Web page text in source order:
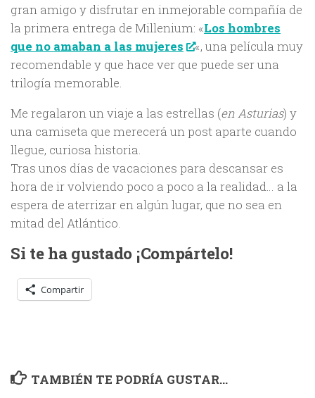
gran amigo y disfrutar en inmejorable compañía de
la primera entrega de Millenium: «Los hombres
que no amaban a las mujeres
«, una película muy
recomendable y que hace ver que puede ser una
trilogía memorable.
Me regalaron un viaje a las estrellas (en Asturias) y
una camiseta que merecerá un post aparte cuando
llegue, curiosa historia.
Tras unos días de vacaciones para descansar es
hora de ir volviendo poco a poco a la realidad… a la
espera de aterrizar en algún lugar, que no sea en
mitad del Atlántico.
Si te ha gustado ¡Compártelo!
Compartir
TAMBIÉN TE PODRÍA GUSTAR...